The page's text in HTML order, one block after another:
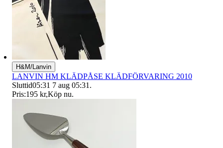
H&M/Lanvin
LANVIN HM KLÄDPÅSE KLÄDFÖRVARING 2010
Sluttid05:31 7 aug 05:31 .
Pris:195 kr,Köp nu.